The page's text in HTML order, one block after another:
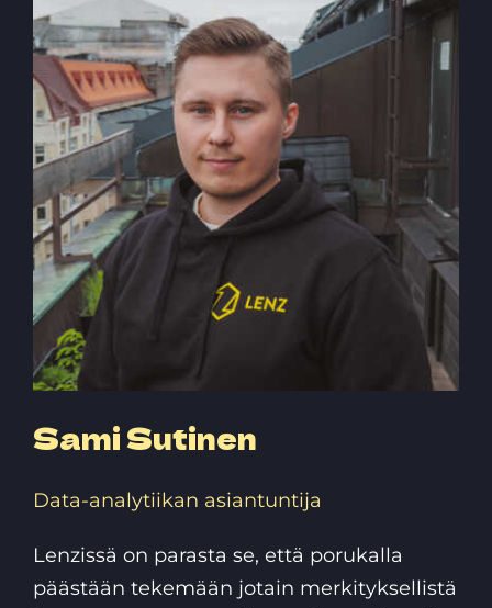
Sami Sutinen
Data-analytiikan asiantuntija
Lenzissä on parasta se, että porukalla
päästään tekemään jotain merkityksellistä